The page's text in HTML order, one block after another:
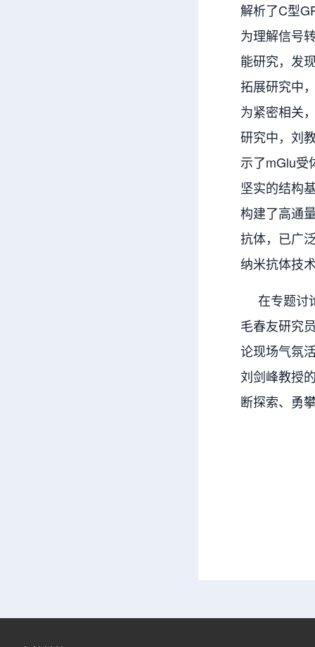
解析了C型
为理解信号
能研究，发
拓展研究中
为紧密相关
研究中，刘
示了mGlu受
坚实的结构
构建了高通
抗体，已广
纳米抗体技
在专题讨
毛春友研究
论现场气氛
刘剑峰教授
断探索、勇